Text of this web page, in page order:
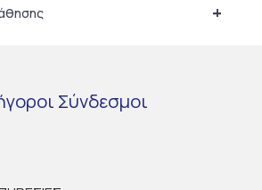
+
Σύνδεσμοι